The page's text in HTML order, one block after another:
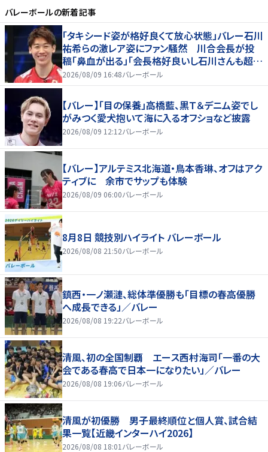
バレーボールの新着記事
「タキシード姿が格好良くて放心状態」バレー石川
祐希らの激レア姿にファン騒然 川合会長が投
稿「鼻血が出る」「会長格好良いし石川さんも超格
好いい」
2026/08/09 16:48バレーボール
【バレー】「目の保養」高橋藍、黒Ｔ＆デニム姿でし
がみつく愛犬抱いて海に入るオフショなど披露
2026/08/09 12:12バレーボール
【バレー】アルテミス北海道・鳥本香琳、オフはアク
ティブに 余市でサップも体験
2026/08/09 06:00バレーボール
8月8日 競技別ハイライト バレーボール
2026/08/08 21:50バレーボール
鎮西・一ノ瀬漣、総体準優勝も「目標の春高優勝
へ成長できる」／バレー
2026/08/08 19:22バレーボール
清風、初の全国制覇 エース西村海司「一番の大
会である春高で日本一になりたい」／バレー
2026/08/08 19:06バレーボール
清風が初優勝 男子最終順位と個人賞、試合結
果一覧【近畿インターハイ2026】
2026/08/08 18:01 バレーボール